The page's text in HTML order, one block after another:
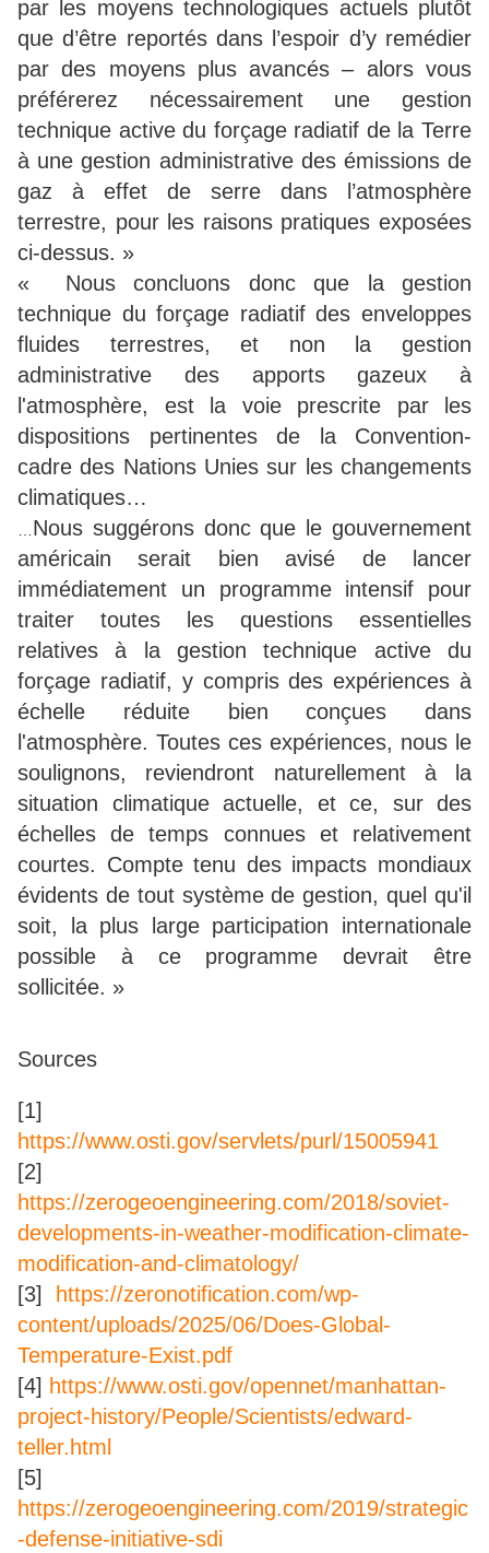
par les moyens technologiques actuels plutôt
que d’être reportés dans l’espoir d’y remédier
par des moyens plus avancés – alors vous
préférerez nécessairement une gestion
technique active du forçage radiatif de la Terre
à une gestion administrative des émissions de
gaz à effet de serre dans l’atmosphère
terrestre, pour les raisons pratiques exposées
ci-dessus. »
« Nous concluons donc que la gestion
technique du forçage radiatif des enveloppes
fluides terrestres, et non la gestion
administrative des apports gazeux à
l'atmosphère, est la voie prescrite par les
dispositions pertinentes de la Convention-
cadre des Nations Unies sur les changements
climatiques…
Nous suggérons donc que le gouvernement
américain serait bien avisé de lancer
immédiatement un programme intensif pour
traiter toutes les questions essentielles
relatives à la gestion technique active du
forçage radiatif, y compris des expériences à
échelle réduite bien conçues dans
l'atmosphère. Toutes ces expériences, nous le
soulignons, reviendront naturellement à la
situation climatique actuelle, et ce, sur des
échelles de temps connues et relativement
courtes. Compte tenu des impacts mondiaux
évidents de tout système de gestion, quel qu'il
soit, la plus large participation internationale
possible à ce programme devrait être
sollicitée. »
Sources
[1]
https://www.osti.gov/servlets/purl/15005941
[2]
https://zerogeoengineering.com/2018/soviet-
developments-in-weather-modification-climate-
modification-and-climatology/
[3]
https://zeronotification.com/wp-
content/uploads/2025/06/Does-Global-
Temperature-Exist.pdf
[4] https://www.osti.gov/opennet/manhattan-
project-history/People/Scientists/edward-
teller.html
[5]
https://zerogeoengineering.com/2019/strategic
-defense-initiative-sdi